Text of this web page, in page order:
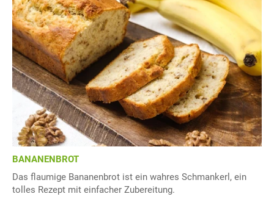
BANANENBROT
Das flaumige Bananenbrot ist ein wahres Schmankerl, ein
tolles Rezept mit einfacher Zubereitung.